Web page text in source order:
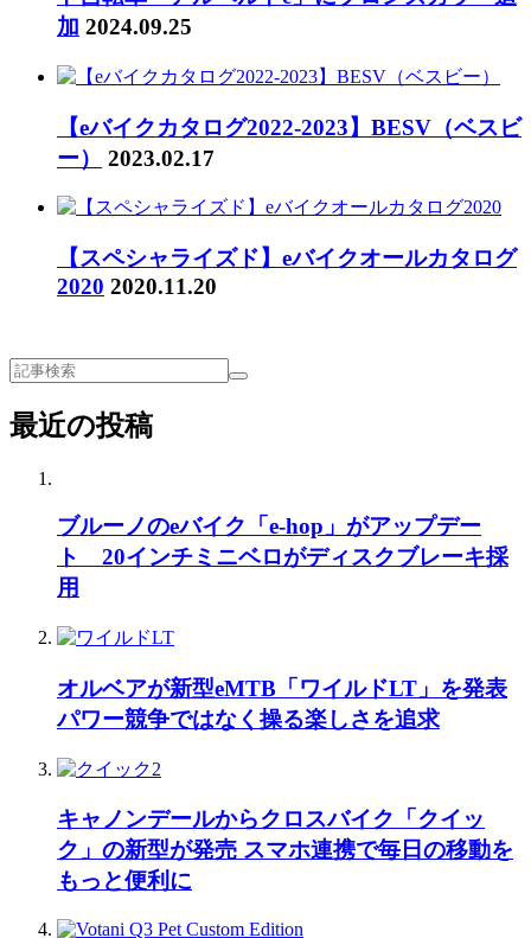
加 2024.09.25
【eバイクカタログ2022-2023】BESV（ベスビ
ー）
2023.02.17
【スペシャライズド】eバイクオールカタログ
2020 2020.11.20
最近の投稿
ブルーノのeバイク「e-hop」がアップデー
ト 20インチミニベロがディスクブレーキ採
用
オルベアが新型eMTB「ワイルドLT」を発表
パワー競争ではなく操る楽しさを追求
キャノンデールからクロスバイク「クイッ
ク」の新型が発売 スマホ連携で毎日の移動を
もっと便利に